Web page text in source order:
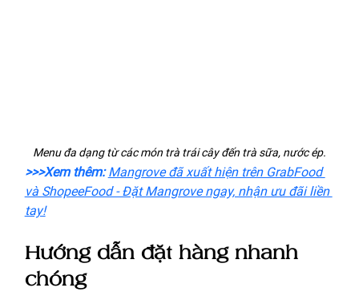
Menu đa dạng từ các món trà trái cây đến trà sữa, nước ép.
>>>Xem thêm: Mangrove đã xuất hiện trên GrabFood
và ShopeeFood - Đặt Mangrove ngay, nhận ưu đãi liền
tay!
Hướng dẫn đặt hàng nhanh
chóng